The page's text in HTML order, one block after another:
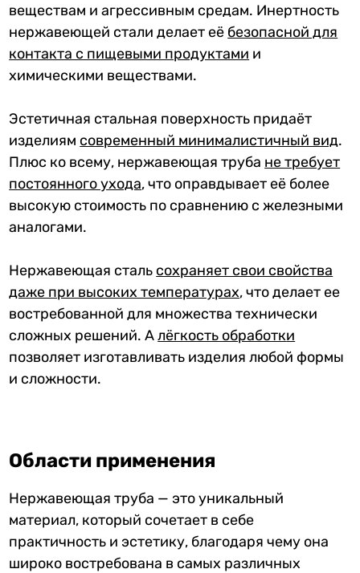
веществам и агрессивным средам. Инертность
нержавеющей стали делает её безопасной для
контакта с пищевыми продуктами и
химическими веществами.
Эстетичная стальная поверхность придаёт
изделиям современный минималистичный вид.
Плюс ко всему, нержавеющая труба не требует
постоянного ухода, что оправдывает её более
высокую стоимость по сравнению с железными
аналогами.
Нержавеющая сталь сохраняет свои свойства
даже при высоких температурах, что делает ее
востребованной для множества технически
сложных решений. Алёгкость обработки
позволяет изготавливать изделия любой формы
и сложности.
Области применения
Нержавеющая труба — это уникальный
материал, который сочетает в себе
практичность и эстетику, благодаря чему она
широко востребована в самых различных